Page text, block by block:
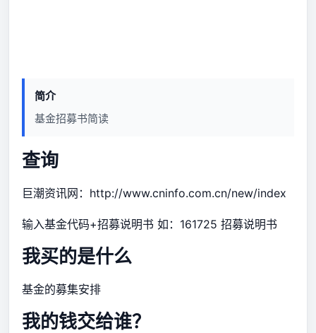
简介
基金招募书简读
查询
巨潮资讯网： http://www.cninfo.com.cn/new/index
输入基金代码+招募说明书 如：161725 招募说明书
我买的是什么
基金的募集安排
我的钱交给谁？